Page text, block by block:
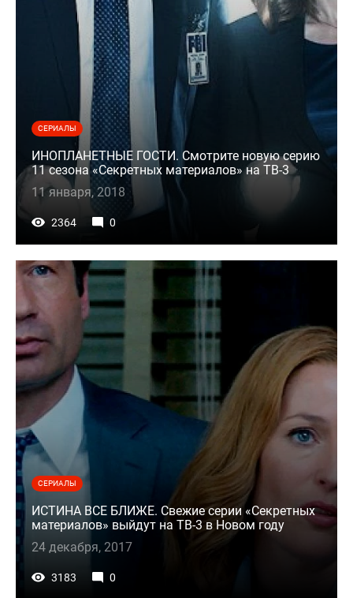
СЕРИАЛЫ
ИНОПЛАНЕТНЫЕ ГОСТИ. Смотрите новую серию
11 сезона «Секретных материалов» на ТВ-3
11 января, 2018
2364 0
СЕРИАЛЫ
ИСТИНА ВСЕ БЛИЖЕ. Свежие серии «Секретных
материалов» выйдут на ТВ-3 в Новом году
24 декабря, 2017
3183 0